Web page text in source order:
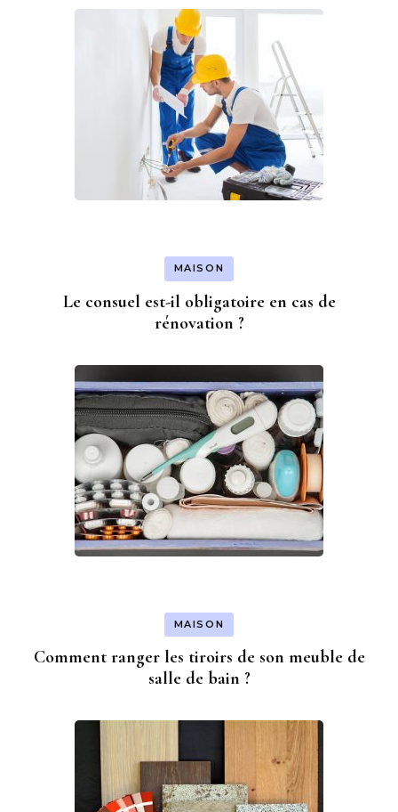
MAISON
Le consuel est-il obligatoire en cas de
rénovation ?
MAISON
Comment ranger les tiroirs de son meuble de
salle de bain ?